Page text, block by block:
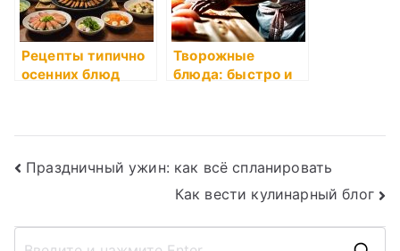
Рецепты типично
осенних блюд
Творожные
блюда: быстро и
Навигация
Праздничный ужин: как всё спланировать
Как вести кулинарный блог